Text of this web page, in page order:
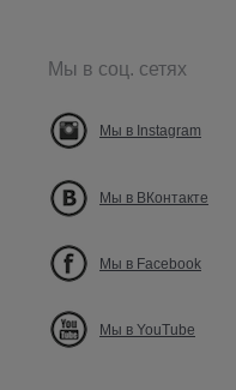
Мы в соц. сетях
Мы в Instagram
Мы в ВКонтакте
Мы в Facebook
Мы в YouTube